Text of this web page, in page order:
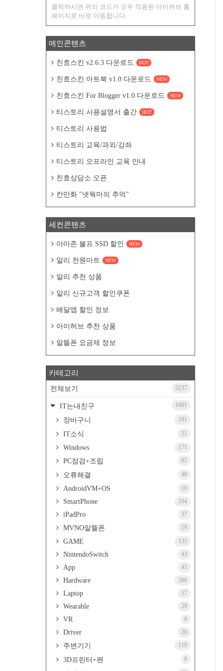
클릭하시면 위의 코드가 모두 적용된 아이허브 홈
페이지로 바로 이동합니다.
메인콘텐츠
친효스킨 v2.6.3 다운로드 HOT
친효스킨:아트북 v1.0 다운로드 NEW
친효스킨 For Blogger v1.0 다운로드 NEW
티스토리 사용설명서 출간 HOT
티스토리 사용법
티스토리 교육/과외/강좌
티스토리 오프라인 교육 안내
친효상담소 오픈
칸만화 "넷웍마의 추억"
세컨콘텐츠
아마존 블프 SSD 할인 NEW
알리 천원마트 NEW
알리 추천 상품
알리 신규고객 할인쿠폰
배달앱 할인 정보
아이허브 추천 상품
알뜰폰 요금제 정보
카테고리
전체보기 5237
IT는내친구 1601
장바구니 181
IT소식 21
Windows 171
PC점검+조립 85
오류해결 40
AndroidVM+OS 16
SmartPhone 104
iPadPro 37
MVNO알뜰폰 19
GAME 135
NintendoSwitch 43
App 45
Hardware 386
Laptop 57
Wearable 29
VR 8
Driver 20
주변기기 110
3D프린터+펜 8